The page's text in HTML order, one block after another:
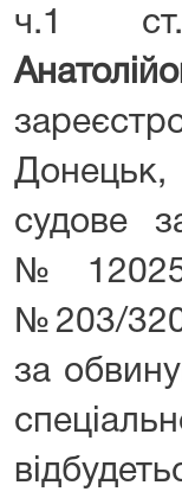
ч.1
Донецьк,
судове
№203/
за